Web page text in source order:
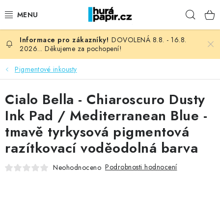
na
NOVINKY
HURÁ DÍLNA
VŠECHNO ZBOŽÍ
KNIHAŘSKÝ MATERIÁL
KURZY NATY LYSAK
OBLÍBENÉ ♥️
DOVOLENÁ 8.8. - 16.8.
2026... Děkujeme za pochopení!
Pigmentové inkousty
Cialo Bella - Chiaroscuro Dusty
Ink Pad / Mediterranean Blue -
tmavě tyrkysová pigmentová
razítkovací voděodolná barva
Neohodnoceno Podrobnosti hodnocení